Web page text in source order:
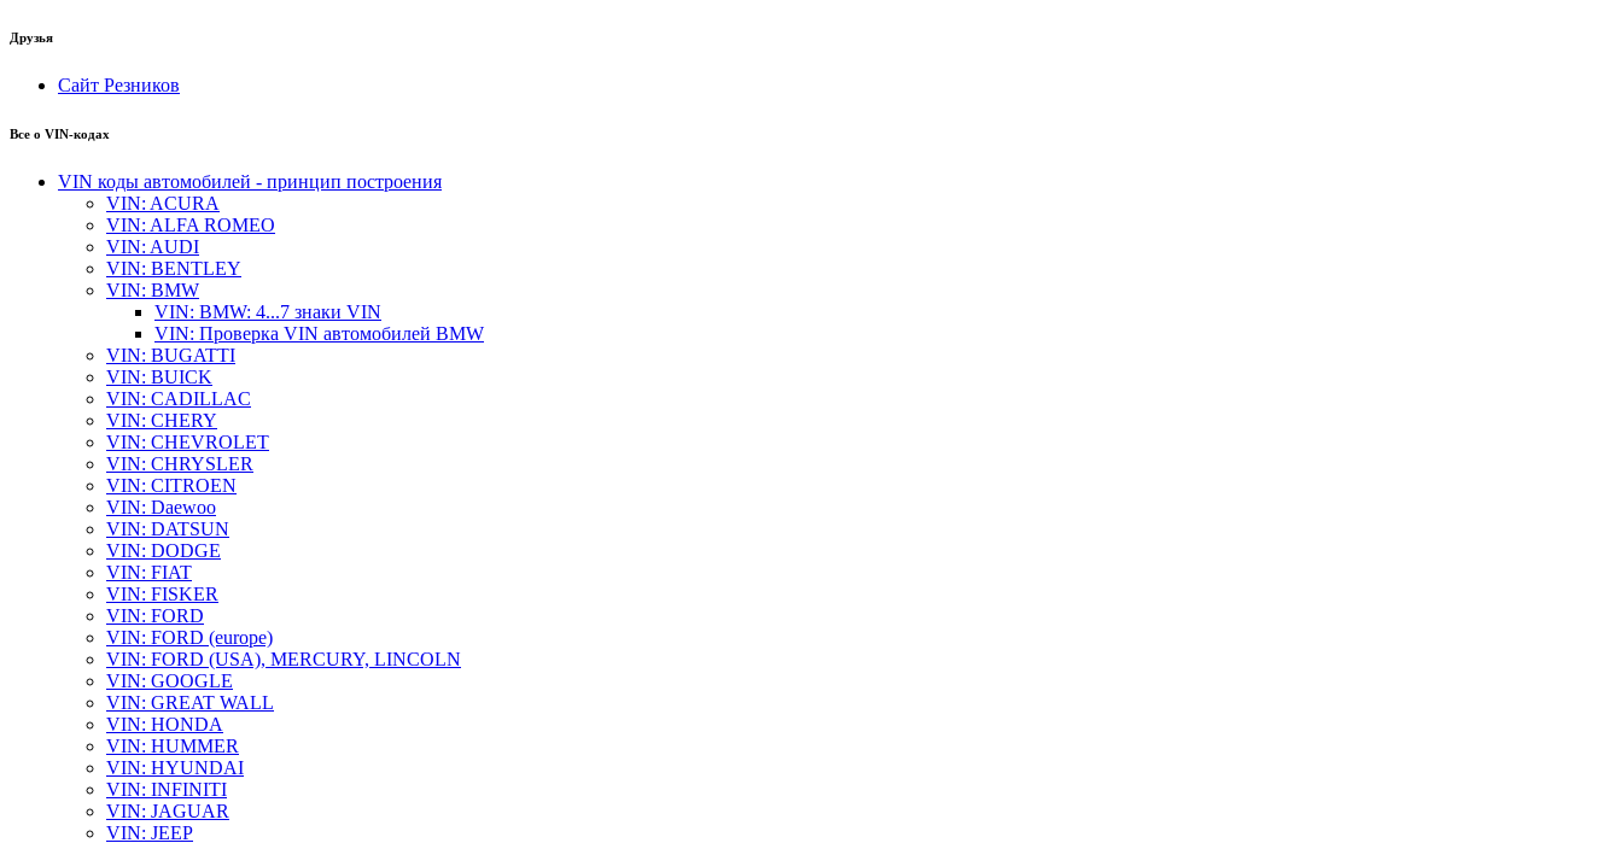
Друзья
Сайт Резников
Все о VIN-кодах
VIN коды автомобилей - принцип построения
VIN: ACURA
VIN: ALFA ROMEO
VIN: AUDI
VIN: BENTLEY
VIN: BMW
VIN: BMW: 4...7 знаки VIN
VIN: Проверка VIN автомобилей BMW
VIN: BUGATTI
VIN: BUICK
VIN: CADILLAC
VIN: CHERY
VIN: CHEVROLET
VIN: CHRYSLER
VIN: CITROEN
VIN: Daewoo
VIN: DATSUN
VIN: DODGE
VIN: FIAT
VIN: FISKER
VIN: FORD
VIN: FORD (europe)
VIN: FORD (USA), MERCURY, LINCOLN
VIN: GOOGLE
VIN: GREAT WALL
VIN: HONDA
VIN: HUMMER
VIN: HYUNDAI
VIN: INFINITI
VIN: JAGUAR
VIN: JEEP